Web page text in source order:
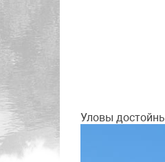
Уловы